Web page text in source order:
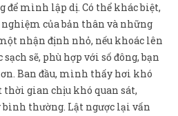
để mình lập dị. Có thể khác biệt,
của bản thân và những
nhận định nhỏ, nếu khoác lên
sẽ, phù hợp với số đông, bạn
Ban đầu, mình thấy hơi khó
thời gian chịu khó quan sát,
thường. Lật ngược lại vấn